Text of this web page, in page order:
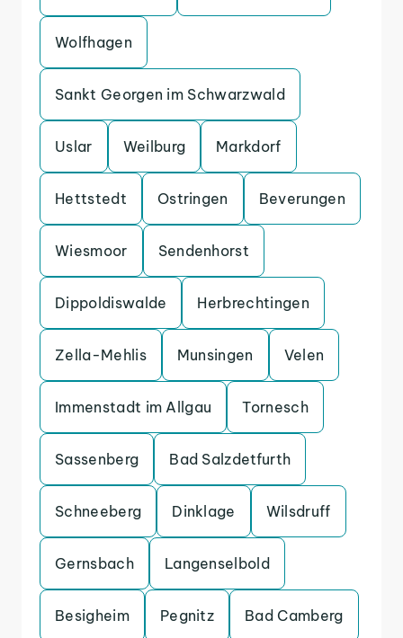
Wolfhagen
Sankt Georgen im Schwarzwald
Uslar Weilburg Markdorf
Hettstedt Ostringen Beverungen
Wiesmoor Sendenhorst
Dippoldiswalde Herbrechtingen
Zella-Mehlis Munsingen Velen
Immenstadt im Allgau Tornesch
Sassenberg Bad Salzdetfurth
Schneeberg Dinklage Wilsdruff
Gernsbach Langenselbold
Besigheim Pegnitz Bad Camberg